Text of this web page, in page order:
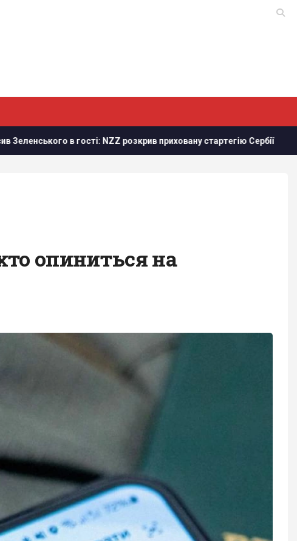
NZZ розкрив приховану стартегію Сербії Зеленський:
опиниться на